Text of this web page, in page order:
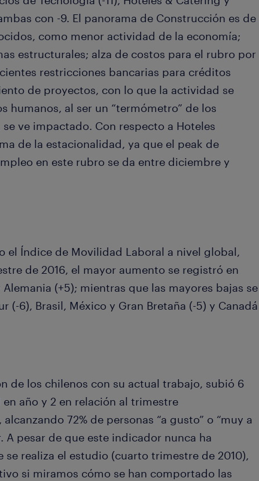
con -9. El panorama de Construcción es de
como menor actividad de la economía;
estructurales; alza de costos para el rubro por
restricciones bancarias para créditos
de proyectos, con lo que la actividad se
humanos, al ser un “termómetro” de los
ve impactado. Con respecto a Hoteles
de la estacionalidad, ya que el peak de
en este rubro se da entre diciembre y
el Índice de Movilidad Laboral a nivel global,
de 2016, el mayor aumento se registró en
(+5); mientras que las mayores bajas se
(-6), Brasil, México y Gran Bretaña (-5) y Canadá
de los chilenos con su actual trabajo, subió 6
año y 2 en relación al trimestre
72% de personas “a gusto” o “muy a
A pesar de que este indicador nunca ha
se realiza el estudio (cuarto trimestre de 2010),
si miramos cómo se han comportado las